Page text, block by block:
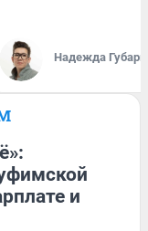
Надежда Губарь
и